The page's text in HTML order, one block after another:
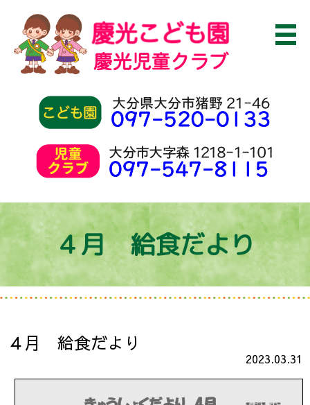
４月 給食だより
４月 給食だより
2023.03.31